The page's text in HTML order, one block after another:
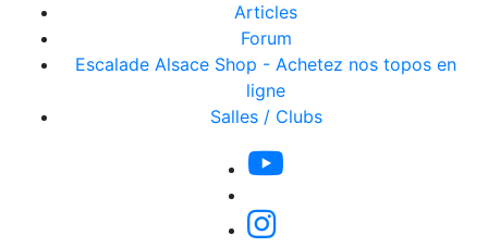
Articles
Forum
Escalade Alsace Shop - Achetez nos topos en
ligne
Salles / Clubs